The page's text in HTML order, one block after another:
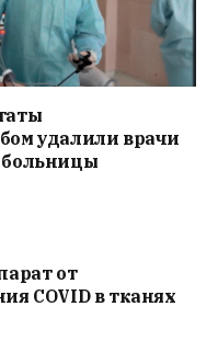
удалили врачи
больницы
от
COVID в тканях